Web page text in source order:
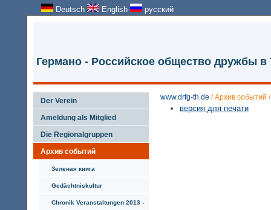
Deutsch English русский
Германо - Российское общество дружбы в
Der Verein
Ameldung als Mitglied
Die Regionalgruppen
Архив событий
Зеленая книга
Gedächtniskultur
Chronik Veranstaltungen 2013 -
www.drfg-th.de /Архив событий
версия для печати